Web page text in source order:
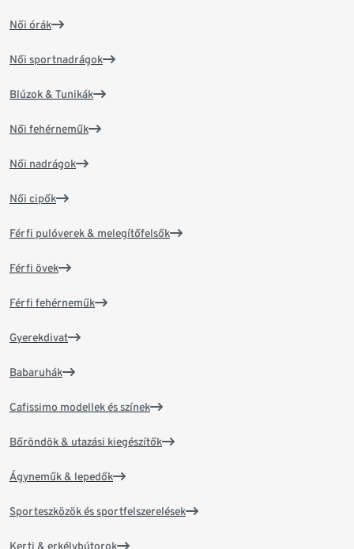
Női órák
Női sportnadrágok
Blúzok & Tunikák
Női fehérneműk
Női nadrágok
Női cipők
Férfi pulóverek & melegítőfelsők
Férfi övek
Férfi fehérneműk
Gyerekdivat
Babaruhák
Cafissimo modellek és színek
Bőröndök & utazási kiegészítők
Ágyneműk & lepedők
Sporteszközök és sportfelszerelések
Kerti & erkélybútorok